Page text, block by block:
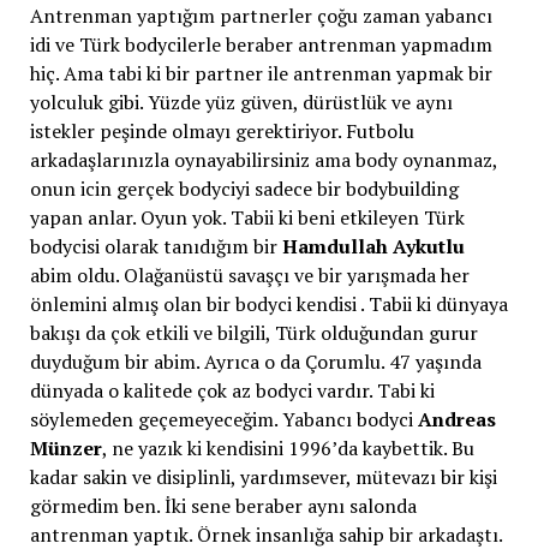
Antrenman yaptığım partnerler çoğu zaman yabancı
idi ve Türk bodycilerle beraber antrenman yapmadım
hiç. Ama tabi ki bir partner ile antrenman yapmak bir
yolculuk gibi. Yüzde yüz güven, dürüstlük ve aynı
istekler peşinde olmayı gerektiriyor. Futbolu
arkadaşlarınızla oynayabilirsiniz ama body oynanmaz,
onun icin gerçek bodyciyi sadece bir bodybuilding
yapan anlar. Oyun yok. Tabii ki beni etkileyen Türk
bodycisi olarak tanıdığım birHamdullah Aykutlu
abim oldu. Olağanüstü savaşçı ve bir yarışmada her
önlemini almış olan bir bodyci kendisi . Tabii ki dünyaya
bakışı da çok etkili ve bilgili, Türk olduğundan gurur
duyduğum bir abim. Ayrıca o da Çorumlu. 47 yaşında
dünyada o kalitede çok az bodyci vardır. Tabi ki
söylemeden geçemeyeceğim. Yabancı bodyciAndreas
Münzer, ne yazık ki kendisini 1996’da kaybettik. Bu
kadar sakin ve disiplinli, yardımsever, mütevazı bir kişi
görmedim ben. İki sene beraber aynı salonda
antrenman yaptık. Örnek insanlığa sahip bir arkadaştı.